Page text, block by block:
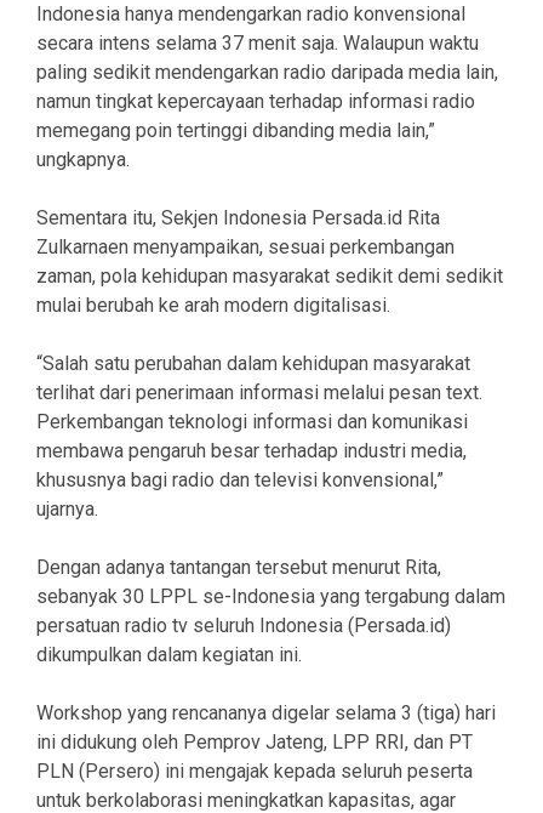
Indonesia hanya mendengarkan radio konvensional
secara intens selama 37 menit saja. Walaupun waktu
paling sedikit mendengarkan radio daripada media lain,
namun tingkat kepercayaan terhadap informasi radio
memegang poin tertinggi dibanding media lain,”
ungkapnya.
Sementara itu, Sekjen Indonesia Persada.id Rita
Zulkarnaen menyampaikan, sesuai perkembangan
zaman, pola kehidupan masyarakat sedikit demi sedikit
mulai berubah ke arah modern digitalisasi.
“Salah satu perubahan dalam kehidupan masyarakat
terlihat dari penerimaan informasi melalui pesan text.
Perkembangan teknologi informasi dan komunikasi
membawa pengaruh besar terhadap industri media,
khususnya bagi radio dan televisi konvensional,”
ujarnya.
Dengan adanya tantangan tersebut menurut Rita,
sebanyak 30 LPPL se-Indonesia yang tergabung dalam
persatuan radio tv seluruh Indonesia (Persada.id)
dikumpulkan dalam kegiatan ini.
Workshop yang rencananya digelar selama 3 (tiga) hari
ini didukung oleh Pemprov Jateng, LPP RRI, dan PT
PLN (Persero) ini mengajak kepada seluruh peserta
untuk berkolaborasi meningkatkan kapasitas, agar